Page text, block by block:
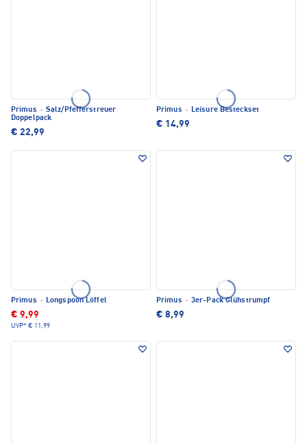
Primus · Salz/Pfefferstreuer
Doppelpack
€ 22,99
Primus · Leisure Besteckset
€ 14,99
Primus · Longspoon Löffel
€ 9,99
UVP* € 11,99
Primus · 3er-Pack Glühstrumpf
€ 8,99